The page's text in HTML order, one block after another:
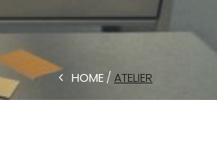
HOME ATELIER